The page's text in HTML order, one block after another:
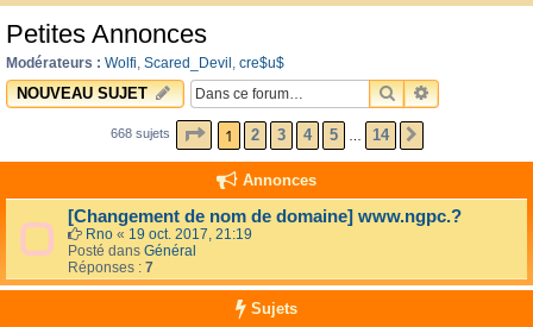
h
Petites Annonces
Modérateurs : Wolfi, Scared_Devil , cre$u$
NOUVEAU SUJET RECHERCHER
RECHERCHE
668 sujets PAGE1 SUR 14
1 2 3 4 5 14
Annonces
[Changement de nom de domaine] www.ngpc.?
Rno « 19 oct. 2017, 21:19
Posté dans Général
Réponses : 7
Sujets